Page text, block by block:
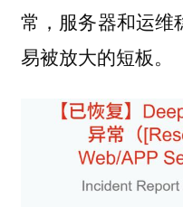
常，服务器和运维
易被放大的短板。